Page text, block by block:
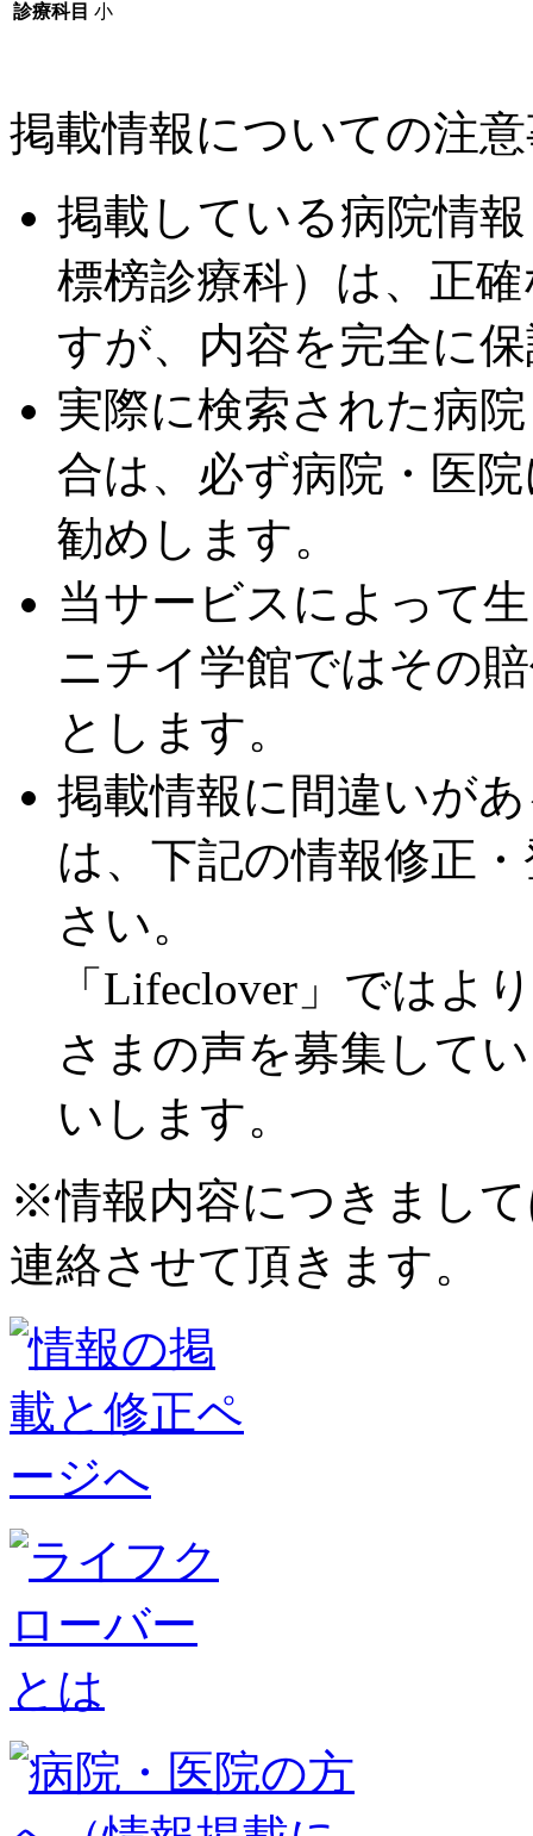
診療科目 小
掲載情報についての注
掲載している病院情
標榜診療科）は、正
すが、内容を完全に
実際に検索された病
合は、必ず病院・医
勧めします。
当サービスによって
ニチイ学館ではその
とします。
掲載情報に間違いが
は、下記の情報修正
さい。
「Lifeclover」ではよ
さまの声を募集して
いします。
※情報内容につきまし
連絡させて頂きます。